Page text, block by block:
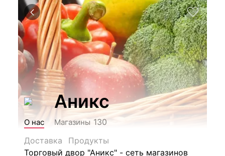
Аникс
О нас Магазины 130
Доставка
Продукты
Торговый двор "Аникс" - сеть магазинов